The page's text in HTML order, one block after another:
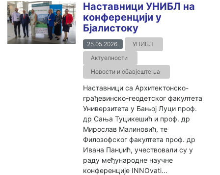
Наставници УНИБЛ на
конференцији у
Бјалистоку
25.05.2026.
УНИБЛ
Актуелности
Новости и обавјештења
Наставници са Архитектонско-
грађевинско-геодетског факултета
Универзитета у Бањој Луци проф.
др Сања Туцикешић и проф. др
Мирослав Малиновић, те
Филозофског факултета проф. др
Ивана Панџић, учествовали су у
раду међународне научне
конференције INNOvati...